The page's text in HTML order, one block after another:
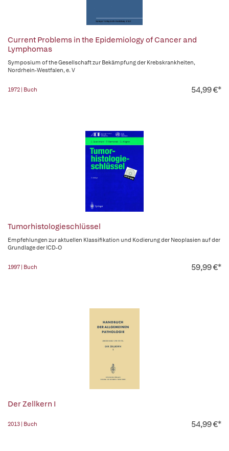
Current Problems in the Epidemiology of Cancer and
Lymphomas
Symposium of the Gesellschaft zur Bekämpfung der Krebskrankheiten,
Nordrhein-Westfalen, e. V
1972 | Buch 54,99 €*
Tumorhistologieschlüssel
Empfehlungen zur aktuellen Klassifikation und Kodierung der Neoplasien auf der
Grundlage der ICD-O
1997 | Buch 59,99 €*
Der Zellkern I
2013 | Buch 54,99 €*